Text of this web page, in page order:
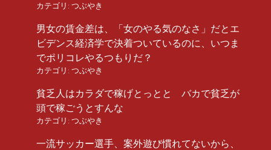
カテゴリ: つぶやき
男女の賃金差は、「女のやる気のなさ」だとエ
ビデンス経済学で決着ついているのに、いつま
でポリコレやるつもりだ？
カテゴリ: つぶやき
貧乏人はカラダで稼げとっとと バカで貧乏が
頭で稼ごうとすんな
カテゴリ: つぶやき
一流サッカー選手、案外遊び慣れてないから、